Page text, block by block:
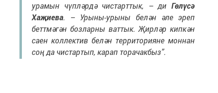
урамын чүпләрдә чистарттык, – ди Гөлүсә
Хаҗиева. – Урыны-урыны белән әле эреп
беттмәгән бозларны ваттык. Җирләр кипкән
саен коллектив белән территорияне моннан
соң да чистартып, карап торачакбыз”.